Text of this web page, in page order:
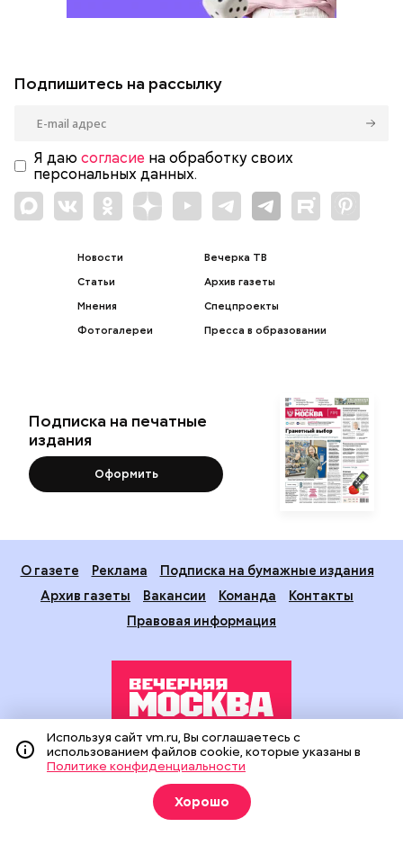
Подпишитесь на рассылку
Я даю согласие на обработку своих
персональных данных.
Новости
Статьи
Мнения
Фотогалереи
Вечерка ТВ
Архив газеты
Спецпроекты
Пресса в образовании
Подписка на печатные
издания
Оформить
О газете Реклама
Подписка на бумажные издания
Архив газеты
Вакансии Команда
Контакты
Правовая информация
Издание создано при финансовой поддержке Департамента
средств массовой информации и рекламы города Москвы.
На сайте применяются рекомендательные технологии
(информационные технологии предоставления информации
на основе сбора, систематизации и анализа сведений,
Используя сайт vm.ru, Вы соглашаетесь с
использованием файлов cookie, которые указаны в
Политике конфиденциальности
Хорошо